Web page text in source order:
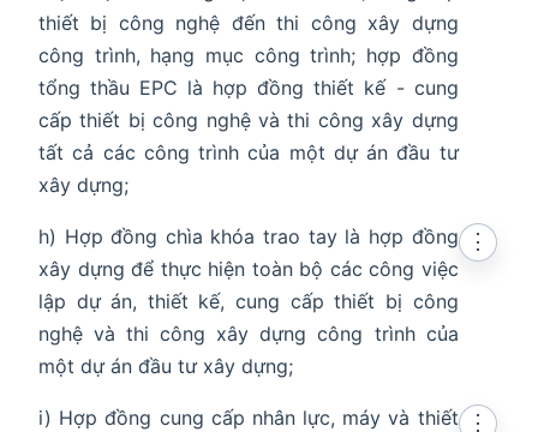
thiết bị công nghệ đến thi công xây dựng
công trình, hạng mục công trình; hợp đồng
tổng thầu EPC là hợp đồng thiết kế - cung
cấp thiết bị công nghệ và thi công xây dựng
tất cả các công trình của một dự án đầu tư
xây dựng;
h) Hợp đồng chìa khóa trao tay là hợp đồng
xây dựng để thực hiện toàn bộ các công việc
lập dự án, thiết kế, cung cấp thiết bị công
nghệ và thi công xây dựng công trình của
một dự án đầu tư xây dựng;
⋮
i) Hợp đồng cung cấp nhân lực, máy và thiết
⋮